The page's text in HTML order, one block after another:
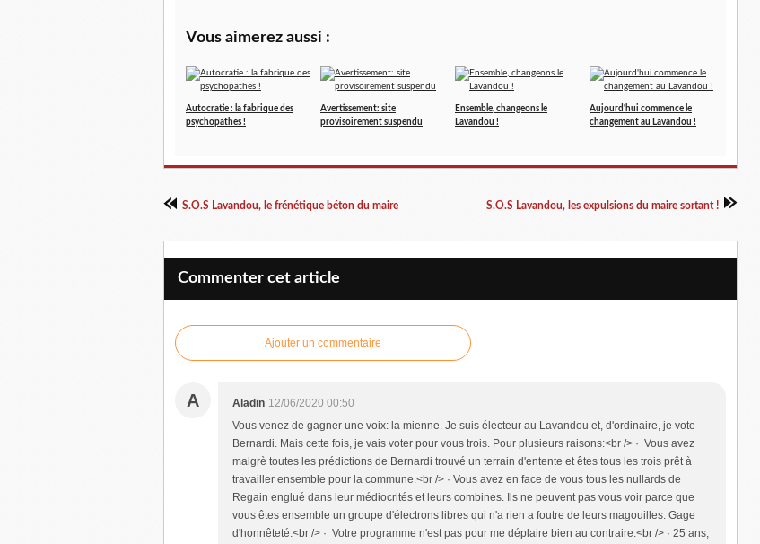
Vous aimerez aussi :
Autocratie : la fabrique des
psychopathes !
Avertissement: site
provisoirement suspendu
Ensemble, changeons le
Lavandou !
Aujourd'hui commence le
changement au Lavandou !
S.O.S Lavandou, le frénétique béton du maire S.O.S Lavandou, les expulsions du maire sortant !
Commenter cet article
Ajouter un commentaire
A Aladin 12/06/2020 00:50
Vous venez de gagner une voix: la mienne. Je suis électeur au Lavandou et, d'ordinaire, je vote
Bernardi. Mais cette fois, je vais voter pour vous trois. Pour plusieurs raisons:<br /> · Vous avez
malgrè toutes les prédictions de Bernardi trouvé un terrain d'entente et êtes tous les trois prêt à
travailler ensemble pour la commune.<br /> · Vous avez en face de vous tous les nullards de
Regain englué dans leur médiocrités et leurs combines. Ils ne peuvent pas vous voir parce que
vous êtes ensemble un groupe d'électrons libres qui n'a rien a foutre de leurs magouilles. Gage
d'honnêteté.<br /> · Votre programme n'est pas pour me déplaire bien au contraire.<br /> · 25 ans,